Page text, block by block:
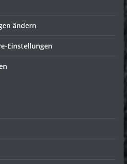
ändern
Einstellungen